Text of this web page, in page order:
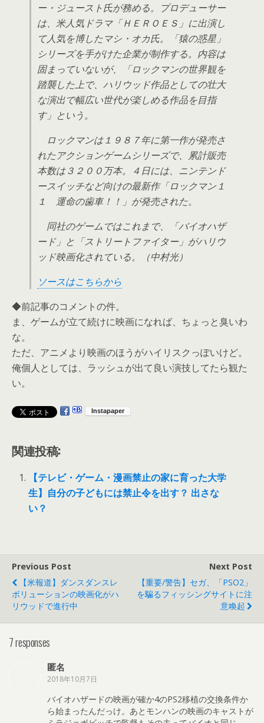
ー・ジュースト氏が務める。プロデューサー
は、米人気ドラマ「ＨＥＲＯＥＳ」に出演し
て人気を博したマシ・オカ氏。「猿の惑星」
シリーズを手がけた企業が制作する。内容は
固まっていないが、「ロックマンの世界観を
踏襲した上で、ハリウッド作品としての壮大
な演出で幅広い世代が楽しめる作品を目指
す」という。
ロックマンは１９８７年に第一作が発売さ
れたアクションゲームシリーズで、累計販売
本数は３２００万本。４日には、ニンテンド
ースイッチなど向けの最新作「ロックマン１
１ 運命の歯車！！」が発売された。
同社のゲームではこれまで、「バイオハザ
ード」と「ストリートファイター」がハリウ
ッド映画化されている。（中村光）
ソースはこちらから
◆前記事のコメントの件。
ま、ゲームが立て続けに映画になれば、ちょっと臭いわ
な。
ただ、アニメより映画のほうがハイリスクっぽいけど。
俺個人としては、ラッシュが出て良い演技してたら観た
い。
関連投稿:
【テレビ・ゲーム・漫画禁止の家に育った大学
生】自分の子どもには禁止令を出す？ 出さな
い？
Previous Post
【米報道】ダンスダンスレ
ボリューションの映画化がハ
リウッドで進行中
Next Post
【重要/警告】セガ、「PSO2」
を騙るフィッシングサイトに注
意喚起
7 responses
匿名
2018年10月7日
バイオハザードの映画が確か4のPS2移植の交換条件か
ら始まったんだっけ。あとモンハンの映画のキャストが